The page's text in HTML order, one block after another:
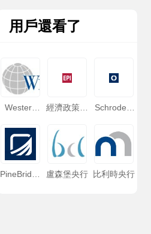
用戶還看了
Western
經濟政策研
Schroders
PineBridge
盧森堡央行 比利時央行